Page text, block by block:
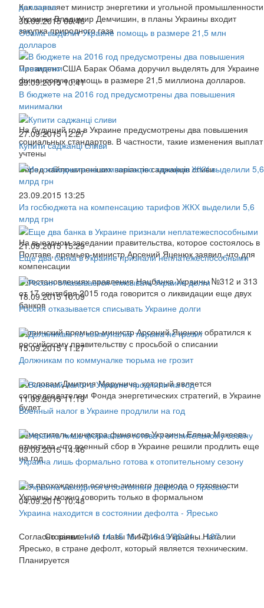
Как заявляет министр энергетики и угольной промышленности
Украины Владимир Демчишин, в планы Украины входит
закупка природного газа
30.09.2015 09:46
Обама выделит Украине помощь в размере 21,5 млн
долларов
Президент США Барак Обама доручил выделять для Украине
финансовую помощь в размере 21,5 миллиона долларов.
29.09.2015 10:41
В бюджете на 2016 год предусмотрены два повышения
минималки
На будущий год в Украине предусмотрены два повышения
социальных стандартов. В частности, такие изменения выплат
учтены
27.09.2015 12:27
Купити саджанці сливи
Серед найпоширеніших варіантів саджанців сливи
23.09.2015 13:25
Из госбюджета на компенсацию тарифов ЖКХ выделили 5,6
млрд грн
На выездном заседании правительства, которое состоялось в
Полтаве, премьер-министр Арсений Яценюк заявил, что для
компенсации
21.09.2015 15:29
Еще два банка в Украине признали неплатежеспособными
В постановлениях правления Нацбанка Украины №312 и 313
от 17 сентября 2015 года говорится о ликвидации еще двух
банков
18.09.2015 10:09
Россия отказывается списывать Украине долги
Украинский премьер-министр Арсений Яценюк обратился к
российскому правительству с просьбой о списании
15.09.2015 11:27
Должникам по коммуналке тюрьма не грозит
По словам Дмитрия Марунича, который является
сопредседателем Фонда энергетических стратегий, в Украине
будет
11.09.2015 11:19
Военный налог в Украине продлили на год
Заместитель министра финансов Украины Елена Макеева
отметила, что военный сбор в Украине решили продлить еще
на год
09.09.2015 14:46
Украина лишь формально готова к отопительному сезону
Для прохождения осенне-зимнего периода о готовности
Украины можно говорить только в формальном
04.09.2015 10:48
Украина находится в состоянии дефолта - Яресько
Согласно заявлению главы Минфина Украины Наталии
Яресько, в стране дефолт, который является техническим.
Планируется
Сторінки: 1 13 14 15 16 17 18 19 20 21 ...187